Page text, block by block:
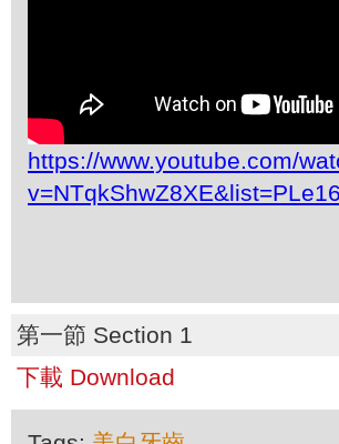
https://www.youtube.com/
第一節 Section 1
下載 Download